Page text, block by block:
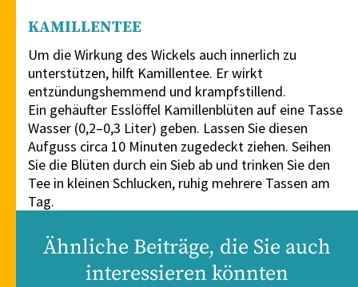
KAMILLENTEE
Um die Wirkung des Wickels auch innerlich zu
unterstützen, hilft Kamillentee. Er wirkt
entzündungshemmend und krampfstillend.
Ein gehäufter Esslöffel Kamillenblüten auf eine Tasse
Wasser (0,2–0,3 Liter) geben. Lassen Sie diesen
Aufguss circa 10 Minuten zugedeckt ziehen. Seihen
Sie die Blüten durch ein Sieb ab und trinken Sie den
Tee in kleinen Schlucken, ruhig mehrere Tassen am
Tag.
Ähnliche Beiträge, die Sie auch
interessieren könnten